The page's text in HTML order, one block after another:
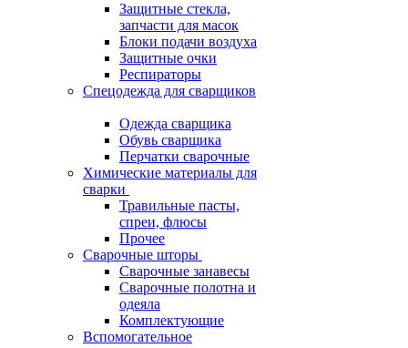
Защитные стекла,
запчасти для масок
Блоки подачи воздуха
Защитные очки
Респираторы
Спецодежда для сварщиков
Одежда сварщика
Обувь сварщика
Перчатки сварочные
Химические материалы для
сварки
Травильные пасты,
спреи, флюсы
Прочее
Сварочные шторы
Сварочные занавесы
Сварочные полотна и
одеяла
Комплектующие
Вспомогательное